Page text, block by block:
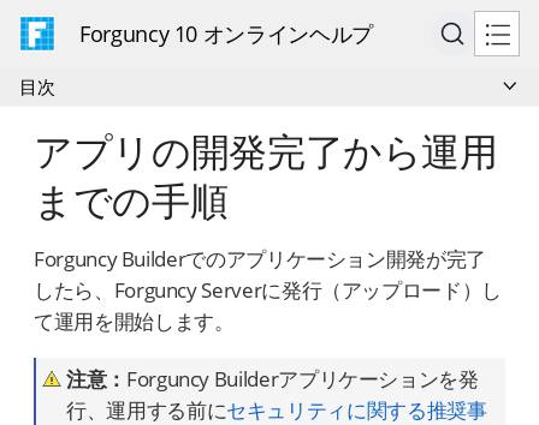
Forguncy 10 オンラインヘルプ
目次
アプリの開発完了から運用
までの手順
Forguncy Builderでのアプリケーション開発が完了
したら、Forguncy Serverに発行（アップロード）し
て運用を開始します。
注意： Forguncy Builderアプリケーションを発
行、運用する前にセキュリティに関する推奨事